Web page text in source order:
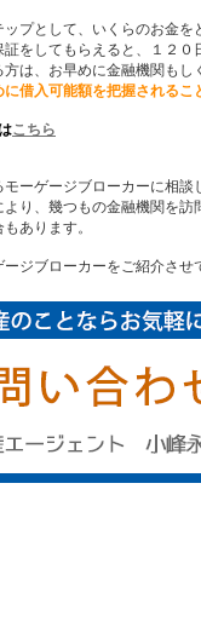
プとして、いくらのお金
をしてもらえると、１２
は、お早めに金融機関も
借入可能額を把握されるこ
こちら
ーゲージブローカーに相
り、幾つもの金融機関を
あります。
ジブローカーをご紹介させ